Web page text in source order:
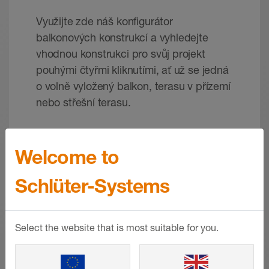
Využijte zde náš konfigurátor
balkonových konstrukcí a vyhledejte
vhodnou konstrukci pro svůj projekt
pouhými čtyřmi kliknutími, ať už se jedná
o volně vyložený balkon, terasu v přízemí
nebo střešní terasu.
Welcome to
Schlüter-Systems
Select the website that is most suitable for you.